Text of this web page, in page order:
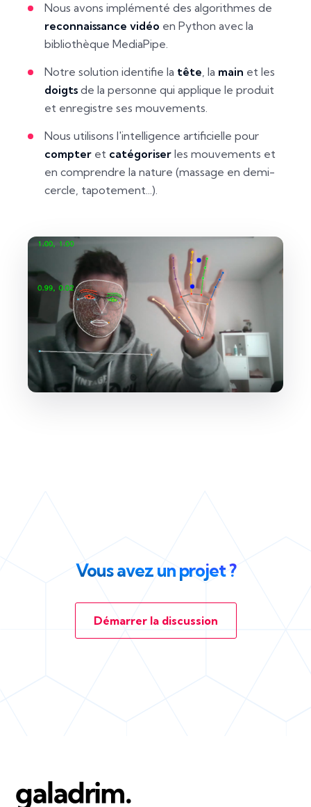
Nous avons implémenté des algorithmes de
reconnaissance vidéo en Python avec la
bibliothèque MediaPipe.
Notre solution identifie la tête, la main et les
doigts de la personne qui applique le produit
et enregistre ses mouvements.
Nous utilisons l'intelligence artificielle pour
compter et catégoriser les mouvements et
en comprendre la nature (massage en demi-
cercle, tapotement...).
Vous avez un projet ?
Démarrer la discussion